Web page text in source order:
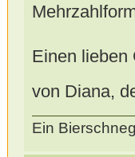
Einen lieben
von Diana,
Ein